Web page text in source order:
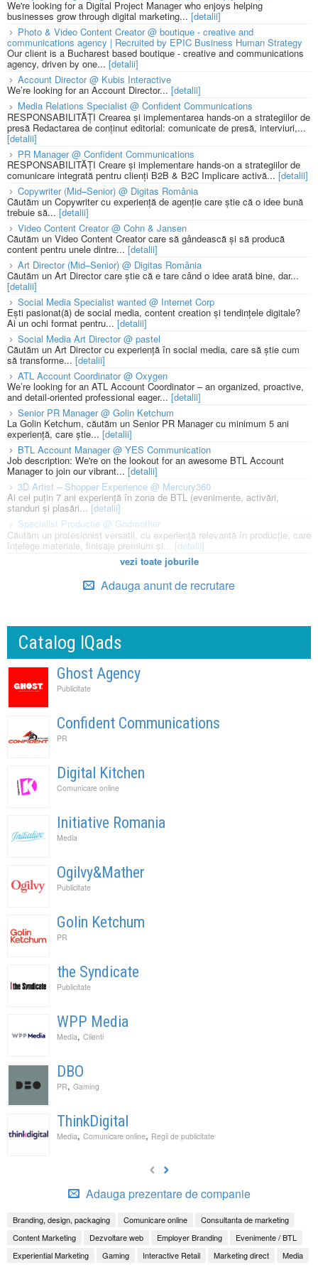
We're looking for a Digital Project Manager who enjoys helping
businesses grow through digital marketing... [detalii]
Photo & Video Content Creator @ boutique - creative and
communications agency | Recruited by EPIC Business Human Strategy
Our client is a Bucharest based boutique - creative and communications
agency, driven by one... [detalii]
Account Director @ Kubis Interactive
We’re looking for an Account Director... [detalii]
Media Relations Specialist @ Confident Communications
RESPONSABILITĂȚI Crearea și implementarea hands-on a strategiilor de
presă Redactarea de conținut editorial: comunicate de presă, interviuri,...
[detalii]
PR Manager @ Confident Communications
RESPONSABILITĂȚI Creare și implementare hands-on a strategiilor de
comunicare integrată pentru clienți B2B & B2C Implicare activă... [detalii]
Copywriter (Mid–Senior) @ Digitas România
Căutăm un Copywriter cu experiență de agenție care știe că o idee bună
trebuie să... [detalii]
Video Content Creator @ Cohn & Jansen
Căutăm un Video Content Creator care să gândească și să producă
content pentru unele dintre... [detalii]
Art Director (Mid–Senior) @ Digitas România
Căutăm un Art Director care știe că e tare când o idee arată bine, dar...
[detalii]
Social Media Specialist wanted @ Internet Corp
Ești pasionat(ă) de social media, content creation și tendințele digitale?
Ai un ochi format pentru... [detalii]
Social Media Art Director @ pastel
Căutăm un Art Director cu experiență în social media, care să știe cum
să transforme... [detalii]
ATL Account Coordinator @ Oxygen
We’re looking for an ATL Account Coordinator – an organized, proactive,
and detail-oriented professional eager... [detalii]
Senior PR Manager @ Golin Ketchum
La Golin Ketchum, căutăm un Senior PR Manager cu minimum 5 ani
experiență, care știe... [detalii]
BTL Account Manager @ YES Communication
Job description: We're on the lookout for an awesome BTL Account
Manager to join our vibrant... [detalii]
3D Artist – Shopper Experience @ Mercury360
Ai cel puțin 7 ani experiență în zona de BTL (evenimente, activări,
standuri și plasări... [detalii]
Specialist Productie @ Godmother
Căutăm un profesionist versatil, cu experiență relevantă în producție, care
înțelege materiale, finisaje premium și... [detalii]
vezi toate joburile
Adauga anunt de recrutare
Catalog IQads
Ghost Agency
Publicitate
Confident Communications
PR
Digital Kitchen
Comunicare online
Initiative Romania
Media
Ogilvy&Mather
Publicitate
Golin Ketchum
PR
the Syndicate
Publicitate
WPP Media
Media, Clienti
DBO
PR, Gaming
ThinkDigital
Media, Comunicare online, Regii de publicitate
Adauga prezentare de companie
Branding, design, packaging Comunicare online
Consultanta de marketing
Content Marketing
Dezvoltare web Employer Branding
Evenimente / BTL
Experiential Marketing
Gaming Interactive Retail Marketing direct Media